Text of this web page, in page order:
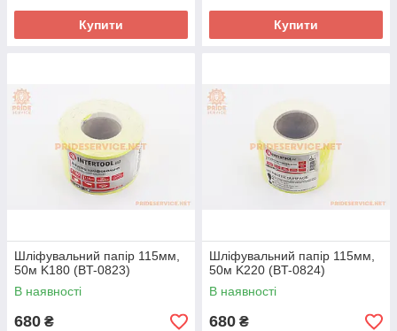
Купити Купити
Шліфувальний папір 115мм,
50м K180 (BT-0823)
В наявності
680 ₴
Шліфувальний папір 115мм,
50м K220 (BT-0824)
В наявності
680 ₴